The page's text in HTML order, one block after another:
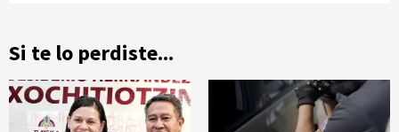
Si te lo perdiste...